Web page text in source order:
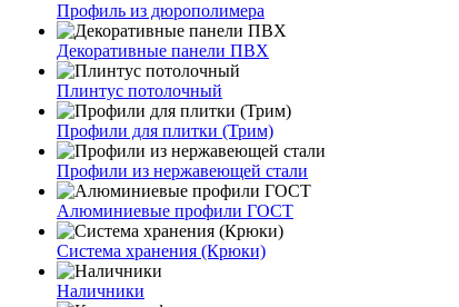
Профиль из дюрополимера
Декоративные панели ПВХ
Плинтус потолочный
Профили для плитки (Трим)
Профили из нержавеющей стали
Алюминиевые профили ГОСТ
Система хранения (Крюки)
Наличники